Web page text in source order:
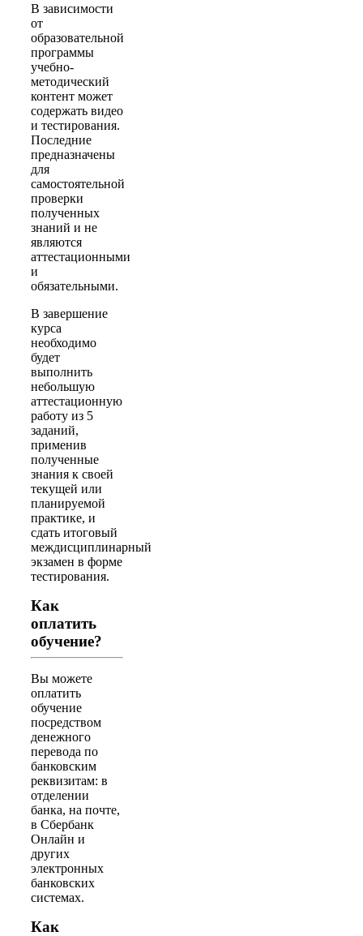
В зависимости
от
образовательной
программы
учебно-
методический
контент может
содержать видео
и тестирования.
Последние
предназначены
для
самостоятельной
проверки
полученных
знаний и не
являются
аттестационными
и
обязательными.
В завершение
курса
необходимо
будет
выполнить
небольшую
аттестационную
работу из 5
заданий,
применив
полученные
знания к своей
текущей или
планируемой
практике, и
сдать итоговый
междисциплинарный
экзамен в форме
тестирования.
Как
оплатить
обучение?
Вы можете
оплатить
обучение
посредством
денежного
перевода по
банковским
реквизитам: в
отделении
банка, на почте,
в Сбербанк
Онлайн и
других
электронных
банковских
системах.
Как